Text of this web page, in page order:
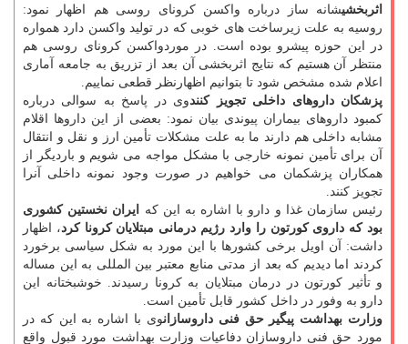
اثربخشیشانه ساز درباره واکسن کرونای روسی هم اظهار نمود:
روسیه به علت زیرساخت های خوبی که در تولید واکسن دارد همواره
در این حوزه پیشرو بوده است. در موردواکسن کرونای روسی هم
منتظر آن هستیم که نتایج اثربخشی آن بعد از تزریق به جامعه آماری
اعلام شده مشخص شود تا بتوانیم اظهارنظر قطعی نماییم.
پزشکان داروهای داخلی تجویز کنندوی در پاسخ به سوالی درباره
کمبود داروهای بیماران پیوندی بیان نمود: بعضی از این داروها اقلام
مشابه داخلی هم دارند ما به علت مشکلات تأمین ارز و نقل و انتقال
آن برای تأمین نمونه خارجی با مشکل مواجه می شویم و باردیگر از
همکاران پزشکمان می خواهیم در صورت وجود نمونه داخلی آنرا
تجویز کنند.
رئیس سازمان غذا و دارو با اشاره به این که
ایران نخستین کشوری
بود که داروی کورتون را وارد رژیم درمانی مبتلایان کرونا کرد، اظهار
داشت: آن اویل برخی کشورها با این مورد به شکل سیاسی برخورد
کردند اما دیدیم که بعد از مدتی منابع معتبر بین المللی به این مساله
و تأثیر کورتون در درمان مبتلایان به کرونا رسیدند. خوشبختانه این
دارو به وفور در داخل کشور قابل تأمین است.
وزارت بهداشت پیگیر حق فنی داروسازانوی با اشاره به این که در
مورد حق فنی داروسازان دفاعیات وزارت بهداشت مورد قبول واقع